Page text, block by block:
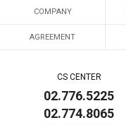
COMPANY
AGREEMENT
CS CENTER
02.776.5225
02.774.8065